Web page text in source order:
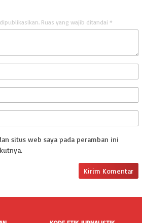
Ruas yang wajib ditandai *
situs web saya pada peramban ini